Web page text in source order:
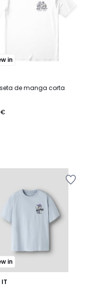
in
de manga corta
in
IT